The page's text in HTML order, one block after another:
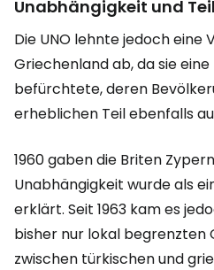
Unabhängigkeit und
Die UNO lehnte jedoch eine
Griechenland ab, da sie
befürchtete, deren
erheblichen Teil ebenfalls
1960 gaben die Briten
Unabhängigkeit wurde als
erklärt. Seit 1963 kam es
bisher nur lokal
zwischen türkischen und